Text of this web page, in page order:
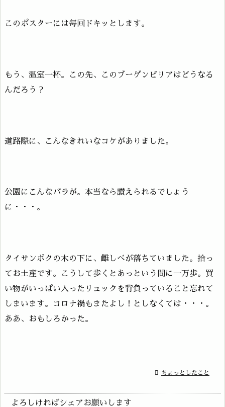
このポスターには毎回ドキッとします。
もう、温室一杯。この先、このブーゲンビリアはどうなる
んだろう？
道路際に、こんなきれいなコケがありました。
公園にこんなバラが。本当なら讃えられるでしょう
に・・・。
タイサンボクの木の下に、雌しべが落ちていました。拾っ
てお土産です。こうして歩くとあっという間に一万歩。買
い物がいっぱい入ったリュックを背負っていること忘れて
しまいます。コロナ禍もまたよし！としなくては・・・。
ああ、おもしろかった。
 ちょっとしたこと
よろしければシェアお願いします